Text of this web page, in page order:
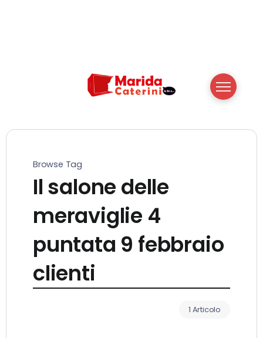
Browse Tag
Il salone delle
meraviglie 4
puntata 9 febbraio
clienti
1 Articolo